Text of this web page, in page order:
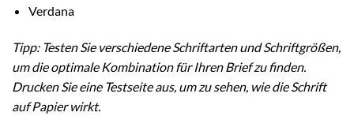
Verdana
Tipp: Testen Sie verschiedene Schriftarten und Schriftgrößen,
um die optimale Kombination für Ihren Brief zu finden.
Drucken Sie eine Testseite aus, um zu sehen, wie die Schrift
auf Papier wirkt.